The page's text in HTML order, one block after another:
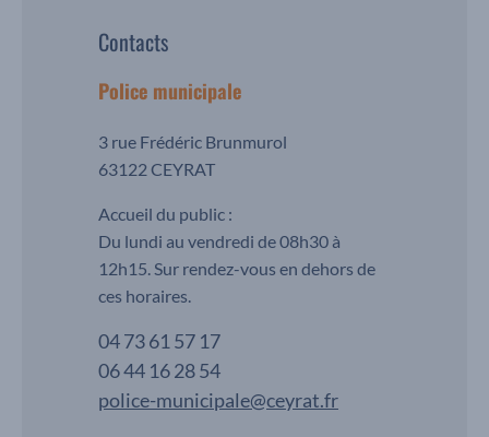
Contacts
Police municipale
3 rue Frédéric Brunmurol
63122 CEYRAT
Accueil du public :
Du lundi au vendredi de 08h30 à
12h15. Sur rendez-vous en dehors de
ces horaires.
04 73 61 57 17
06 44 16 28 54
police-municipale@ceyrat.fr